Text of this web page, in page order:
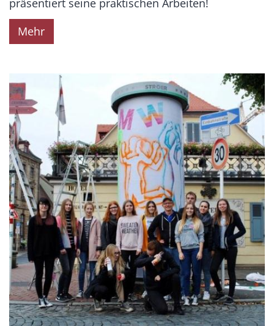
präsentiert seine praktischen Arbeiten!
Mehr